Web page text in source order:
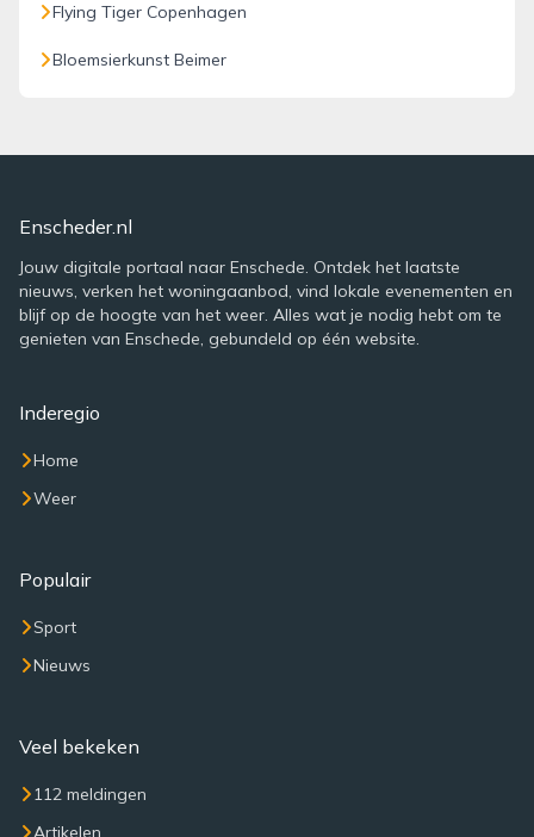
Flying Tiger Copenhagen
Bloemsierkunst Beimer
Enscheder.nl
Jouw digitale portaal naar Enschede. Ontdek het laatste
nieuws, verken het woningaanbod, vind lokale evenementen en
blijf op de hoogte van het weer. Alles wat je nodig hebt om te
genieten van Enschede, gebundeld op één website.
Inderegio
Home
Weer
Populair
Sport
Nieuws
Veel bekeken
112 meldingen
Artikelen